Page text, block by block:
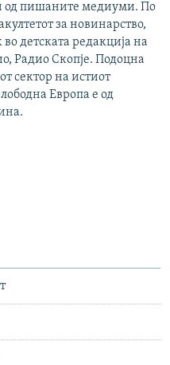
од пишаните медиуми. По
за новинарство,
детската редакција на
Радио Скопје. Подоцна
сектор на истиот
Европа е од